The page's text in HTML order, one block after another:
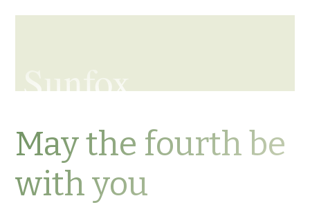
Sunfox
May the fourth be
with you